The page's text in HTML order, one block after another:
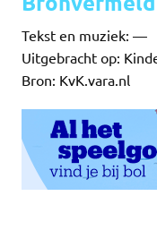
Tekst en muziek: —
Uitgebracht op:
Bron: KvK.vara.nl